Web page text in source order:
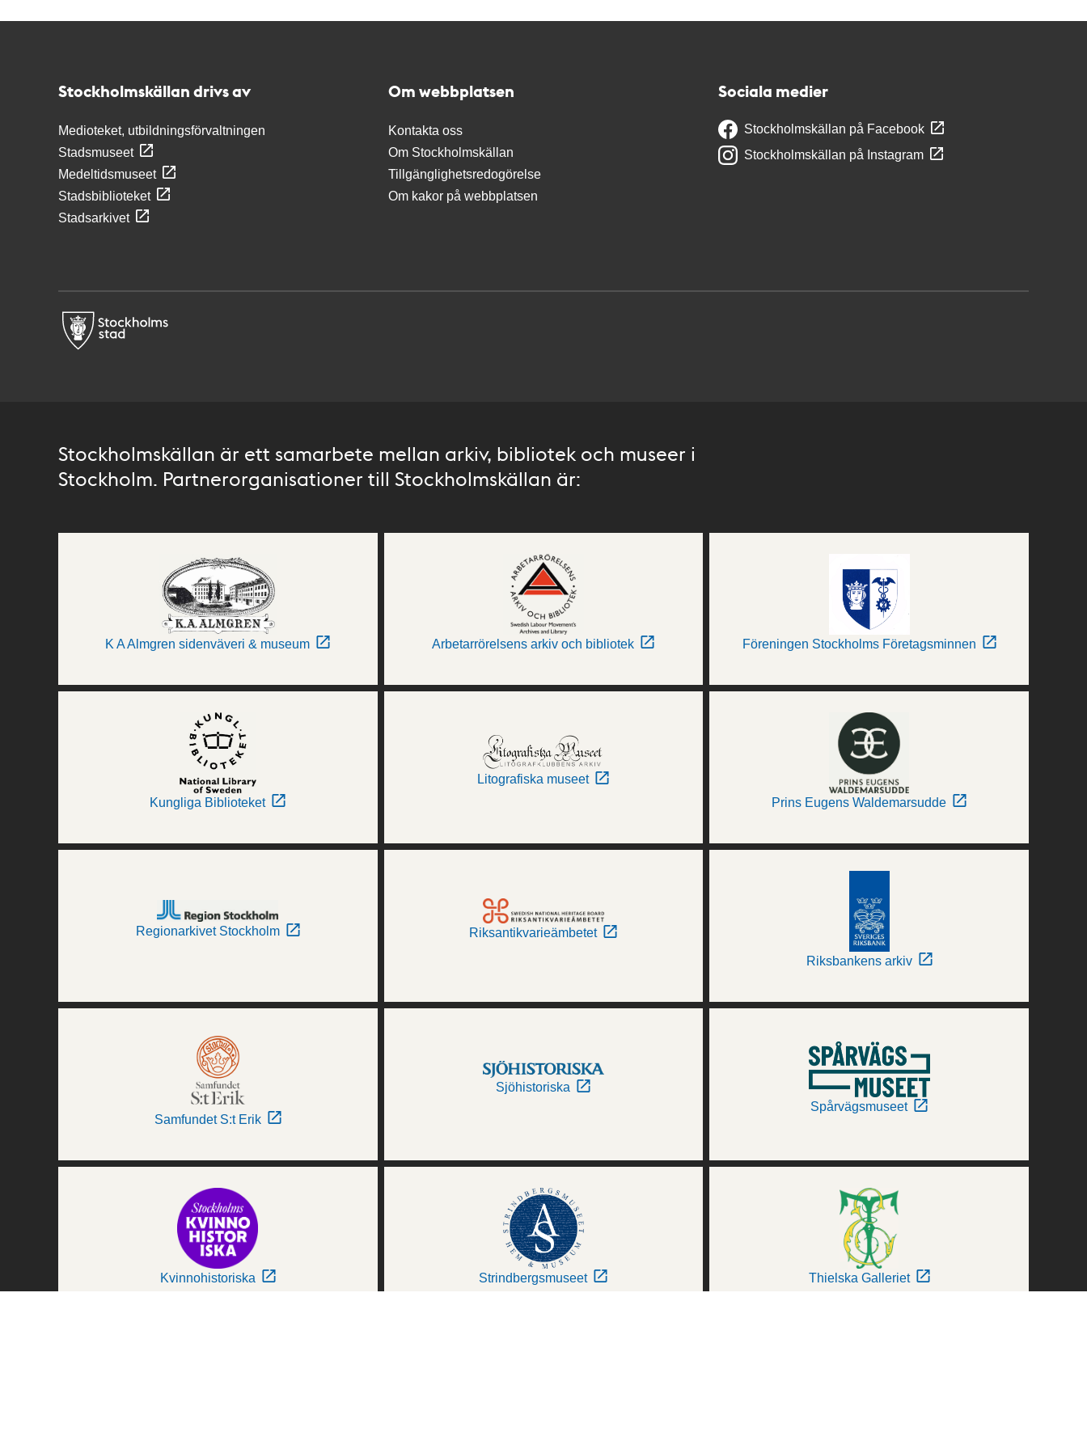
Stockholmskällan drivs av
Medioteket, utbildningsförvaltningen
Stadsmuseet
Medeltidsmuseet
Stadsbiblioteket
Stadsarkivet
Om webbplatsen
Kontakta oss
Om Stockholmskällan
Tillgänglighetsredogörelse
Om kakor på webbplatsen
Sociala medier
Stockholmskällan på Facebook
Stockholmskällan på Instagram
Stockholmskällan är ett samarbete mellan arkiv, bibliotek och museer i
Stockholm. Partnerorganisationer till Stockholmskällan är:
K A Almgren sidenväveri & museum Arbetarrörelsens arkiv och bibliotek Föreningen Stockholms Företagsminnen
Kungliga Biblioteket
Litografiska museet
Prins Eugens Waldemarsudde
Regionarkivet Stockholm Riksantikvarieämbetet
Riksbankens arkiv
Samfundet S:t Erik
Sjöhistoriska
Spårvägsmuseet
Kvinnohistoriska Strindbergsmuseet Thielska Galleriet